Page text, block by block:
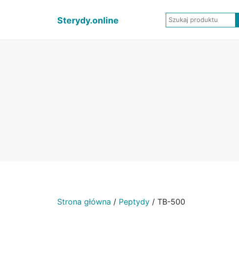
Sterydy.online
Strona główna / Peptydy / TB-500